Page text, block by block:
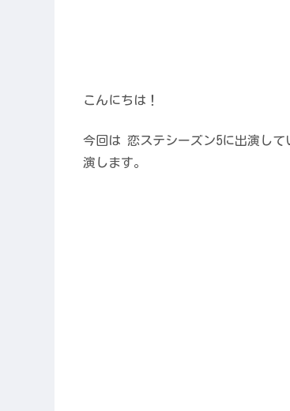
こんにちは！
今回は 恋ステシーズン5に出演して
演します。